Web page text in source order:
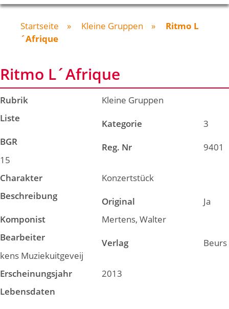
Startseite » Kleine Gruppen » Ritmo L
´Afrique
Ritmo L´Afrique
Rubrik
Kleine Gruppen
Liste
Kategorie
3
BGR
Reg. Nr
9401
15
Charakter
Konzertstück
Beschreibung
Original
Ja
Komponist
Mertens, Walter
Bearbeiter
Verlag
Beurs
kens Muziekuitgeveij
Erscheinungsjahr
2013
Lebensdaten